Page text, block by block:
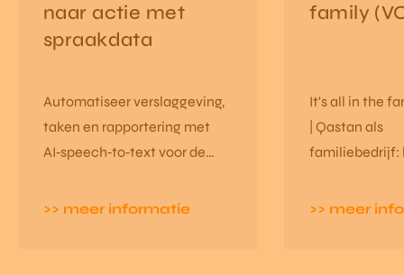
naar actie met
spraakdata
Automatiseer verslaggeving,
taken en rapportering met
AI‑speech‑to‑text voor de
en hou data centraal. Minder
>> meer informatie
family
It's all in the
| Qastan als
familiebedrijf:
samen
>> meer